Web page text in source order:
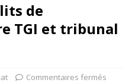
de
TGI et tribunal
Commentaires fermés